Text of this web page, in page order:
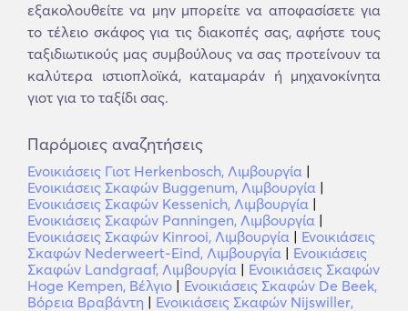
εξακολουθείτε να μην μπορείτε να αποφασίσετε για
το τέλειο σκάφος για τις διακοπές σας, αφήστε τους
ταξιδιωτικούς μας συμβούλους να σας προτείνουν τα
καλύτερα ιστιοπλοϊκά, καταμαράν ή μηχανοκίνητα
γιοτ για το ταξίδι σας.
Παρόμοιες αναζητήσεις
Ενοικιάσεις Γιοτ Herkenbosch, Λιμβουργία |
Ενοικιάσεις Σκαφών Buggenum, Λιμβουργία |
Ενοικιάσεις Σκαφών Kessenich, Λιμβουργία |
Ενοικιάσεις Σκαφών Panningen, Λιμβουργία |
Ενοικιάσεις Σκαφών Kinrooi, Λιμβουργία | Ενοικιάσεις
Σκαφών Nederweert-Eind, Λιμβουργία | Ενοικιάσεις
Σκαφών Landgraaf, Λιμβουργία | Ενοικιάσεις Σκαφών
Hoge Kempen, Βέλγιο | Ενοικιάσεις Σκαφών De Beek,
Βόρεια Βραβάντη | Ενοικιάσεις Σκαφών Nijswiller,